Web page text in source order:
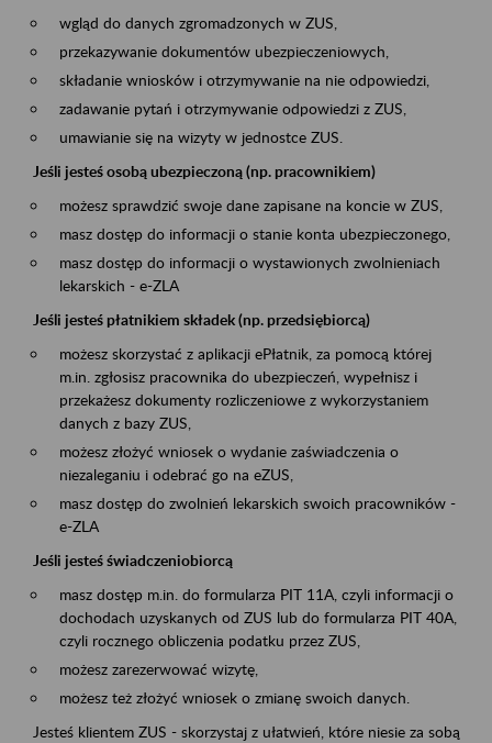
wgląd do danych zgromadzonych w ZUS,
przekazywanie dokumentów ubezpieczeniowych,
składanie wniosków i otrzymywanie na nie odpowiedzi,
zadawanie pytań i otrzymywanie odpowiedzi z ZUS,
umawianie się na wizyty w jednostce ZUS.
Jeśli jesteś osobą ubezpieczoną (np. pracownikiem)
możesz sprawdzić swoje dane zapisane na koncie w ZUS,
masz dostęp do informacji o stanie konta ubezpieczonego,
masz dostęp do informacji o wystawionych zwolnieniach
lekarskich - e-ZLA
Jeśli jesteś płatnikiem składek (np. przedsiębiorcą)
możesz skorzystać z aplikacji ePłatnik, za pomocą której
m.in. zgłosisz pracownika do ubezpieczeń, wypełnisz i
przekażesz dokumenty rozliczeniowe z wykorzystaniem
danych z bazy ZUS,
możesz złożyć wniosek o wydanie zaświadczenia o
niezaleganiu i odebrać go na eZUS,
masz dostęp do zwolnień lekarskich swoich pracowników -
e-ZLA
Jeśli jesteś świadczeniobiorcą
masz dostęp m.in. do formularza PIT 11A, czyli informacji o
dochodach uzyskanych od ZUS lub do formularza PIT 40A,
czyli rocznego obliczenia podatku przez ZUS,
możesz zarezerwować wizytę,
możesz też złożyć wniosek o zmianę swoich danych.
Jesteś klientem ZUS - skorzystaj z ułatwień, które niesie za sobą